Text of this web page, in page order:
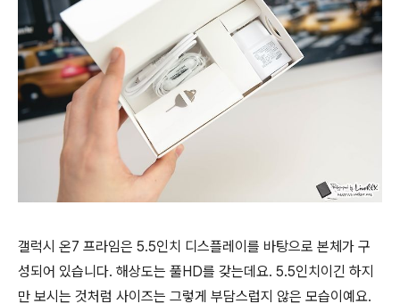
갤럭시 온7 프라임은 5.5인치 디스플레이를 바탕으로 본체가 구
성되어 있습니다. 해상도는 풀HD를 갖는데요. 5.5인치이긴 하지
만 보시는 것처럼 사이즈는 그렇게 부담스럽지 않은 모습이예요.